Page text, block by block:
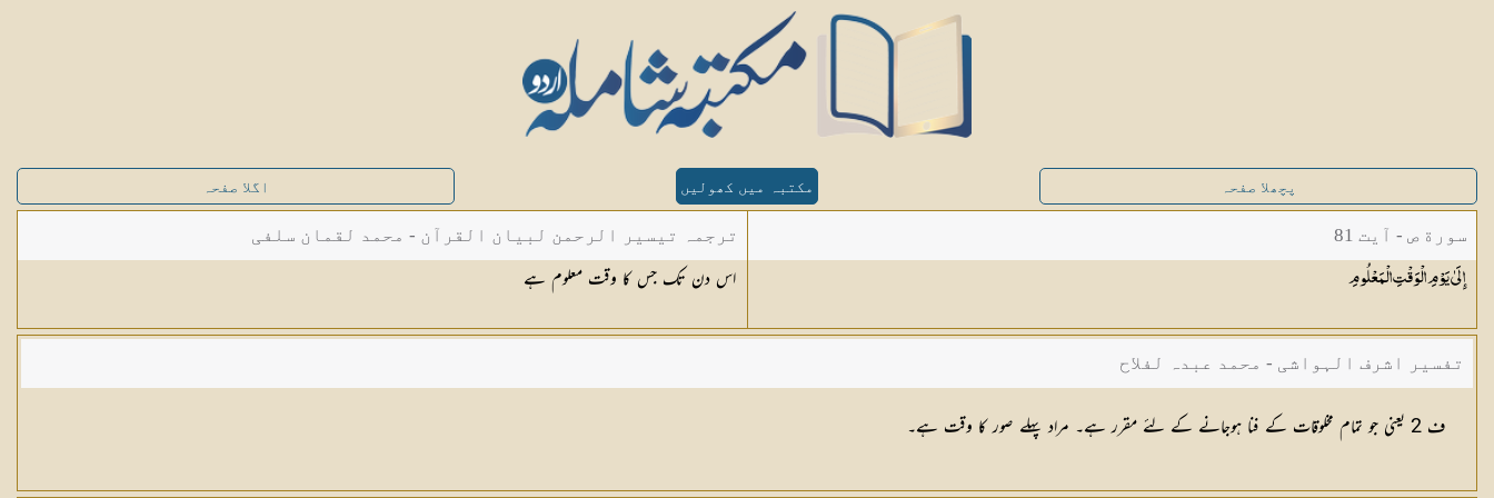
پچھلا صفحہ مکتبہ میں کھولیں اگلا صفحہ
سورة ص - آیت 81
إِلَىٰ يَوْمِ الْوَقْتِالْمَعْلُومِ
ترجمہ تیسیر الرحمن لبیان القرآن - محمد لقمان سلفی
اس دن تک جس کا وقت معلوم ہے
تفسیر اشرف الہواشی - محمد عبدہ لفلاح
ف 2 یعنی جو تمام مخلوقات کے فنا ہوجانے کے لئے مقرر ہے۔ مراد پہلے صور کا وقت ہے۔